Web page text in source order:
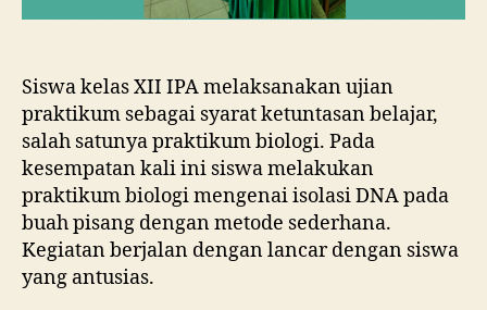
Siswa kelas XII IPA melaksanakan ujian
praktikum sebagai syarat ketuntasan belajar,
salah satunya praktikum biologi. Pada
kesempatan kali ini siswa melakukan
praktikum biologi mengenai isolasi DNA pada
buah pisang dengan metode sederhana.
Kegiatan berjalan dengan lancar dengan siswa
yang antusias.